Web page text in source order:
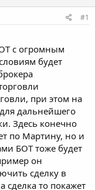
#1
с огромным
будет
при этом на
дальнейшего
Здесь конечно
по Мартину, но и
БОТ тоже будет
он
сделку в
сделка то покажет